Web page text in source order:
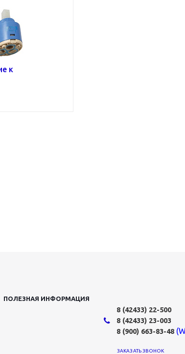
к
ПОЛЕЗНАЯ ИНФОРМАЦИЯ
8 (42433) 22-500
8 (42433) 23-003
8 (900) 663-83-48
ЗАКАЗАТЬ ЗВОНОК